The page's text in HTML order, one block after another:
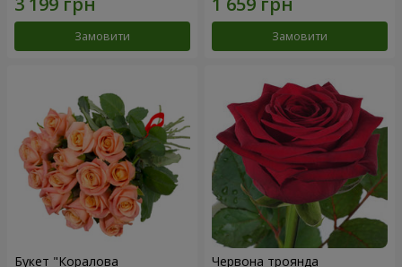
Замовити Замовити
Букет "Коралова Червона троянда